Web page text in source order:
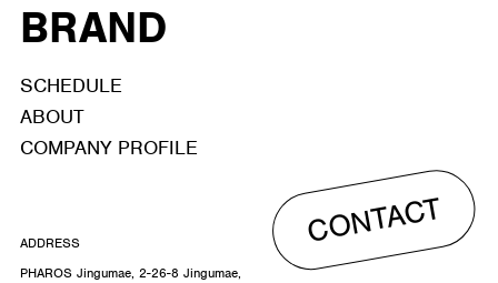
BRAND
SCHEDULE
ABOUT
COMPANY PROFILE
CONTACT
ADDRESS
PHAROS Jingumae, 2-26-8 Jingumae,